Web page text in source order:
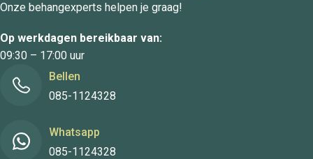
Onze behangexperts helpen je graag!
Op werkdagen bereikbaar van:
09:30 – 17:00 uur
Bellen
085-1124328
Whatsapp
085-1124328